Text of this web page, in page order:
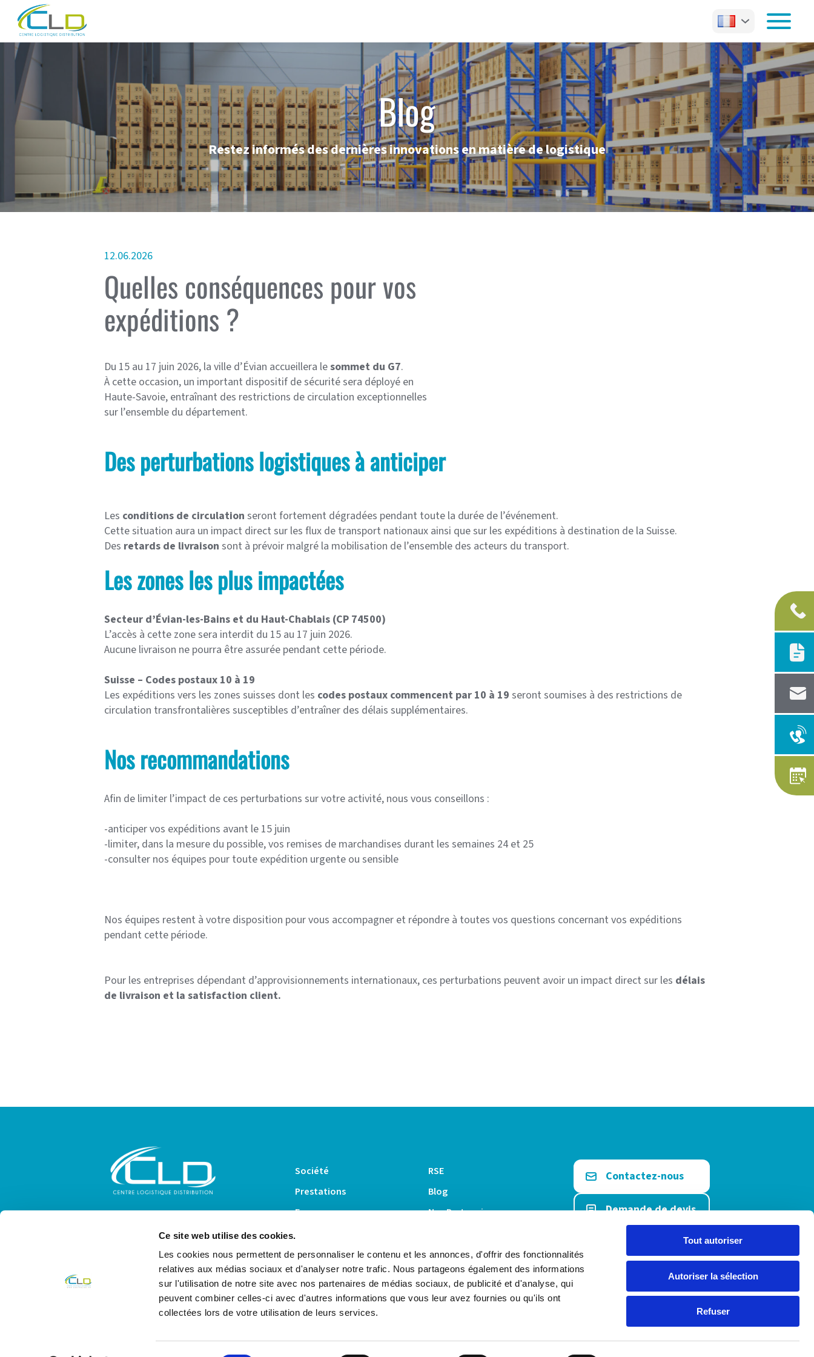
Ce site web utilise des cookies.
Les cookies nous permettent de personnaliser le contenu et les annonces, d'offrir des fonctionnalités
relatives aux médias sociaux et d'analyser notre trafic. Nous partageons également des informations
sur l'utilisation de notre site avec nos partenaires de médias sociaux, de publicité et d'analyse, qui
peuvent combiner celles-ci avec d'autres informations que vous leur avez fournies ou qu'ils ont
collectées lors de votre utilisation de leurs services.
Tout autoriser
Autoriser la sélection
Refuser
Blog
Restez informés des dernières innovations en matière de logistique
12.06.2026
Quelles conséquences pour vos
expéditions ?
Du 15 au 17 juin 2026, la ville d’Évian accueillera lesommet du G7.
À cette occasion, un important dispositif de sécurité sera déployé en
Haute-Savoie, entraînant des restrictions de circulation exceptionnelles
sur l’ensemble du département.
Des perturbations logistiques à anticiper
Les conditions de circulation seront fortement dégradées pendant toute la durée de l’événement.
Cette situation aura un impact direct sur les flux de transport nationaux ainsi que sur les expéditions à destination de la Suisse.
Des retards de livraison sont à prévoir malgré la mobilisation de l’ensemble des acteurs du transport.
Les zones les plus impactées
Secteur d’Évian-les-Bains et du Haut-Chablais (CP 74500)
L’accès à cette zone sera interdit du 15 au 17 juin 2026.
Aucune livraison ne pourra être assurée pendant cette période.
Suisse – Codes postaux 10 à 19
Les expéditions vers les zones suisses dont les codes postaux commencent par 10 à 19 seront soumises à des restrictions de
circulation transfrontalières susceptibles d’entraîner des délais supplémentaires.
Nos recommandations
Afin de limiter l’impact de ces perturbations sur votre activité, nous vous conseillons :
-anticiper vos expéditions avant le 15 juin
-limiter, dans la mesure du possible, vos remises de marchandises durant les semaines 24 et 25
-consulter nos équipes pour toute expédition urgente ou sensible
Nos équipes restent à votre disposition pour vous accompagner et répondre à toutes vos questions concernant vos expéditions
pendant cette période.
Pour les entreprises dépendant d’approvisionnements internationaux, ces perturbations peuvent avoir un impact direct sur les délais
de livraison et la satisfaction client.
Alpespace – 73800 Porte-de-Savoie
04 58 14 07 91
contact@centrelog.fr
Société
Prestations
E-commerce
E-logistique
RSE
Blog
Nos Partenaires
Contactez-nous
Demande de devis